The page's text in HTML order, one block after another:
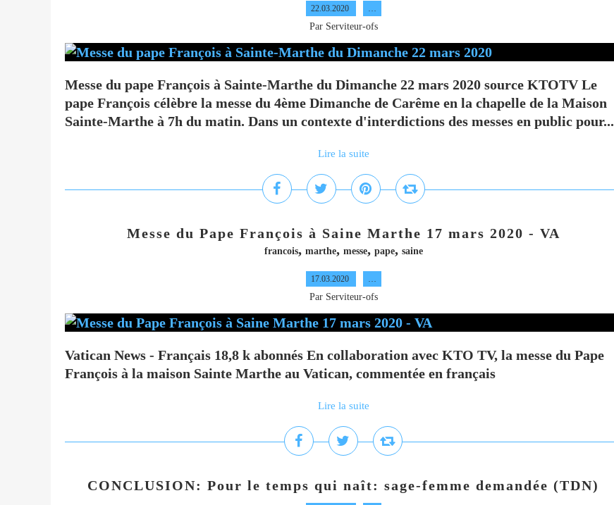
22.03.2020 …
Par Serviteur-ofs
Messe du pape François à Sainte-Marthe du Dimanche 22 mars 2020 source KTOTV Le
pape François célèbre la messe du 4ème Dimanche de Carême en la chapelle de la Maison
Sainte-Marthe à 7h du matin. Dans un contexte d'interdictions des messes en public pour...
Lire la suite
Messe du Pape François à Saine Marthe 17 mars 2020 - VA
francois, marthe, messe, pape, saine
17.03.2020 …
Par Serviteur-ofs
Vatican News - Français 18,8 k abonnés En collaboration avec KTO TV, la messe du Pape
François à la maison Sainte Marthe au Vatican, commentée en français
Lire la suite
CONCLUSION: Pour le temps qui naît: sage-femme demandée (TDN)